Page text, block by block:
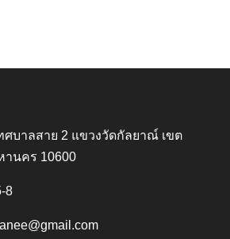
ศบาลสาย 2 แขวงวัดกัลยาณ์ เขต
านคร 10600
8